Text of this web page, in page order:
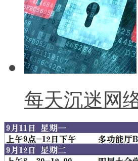
每天沉迷网